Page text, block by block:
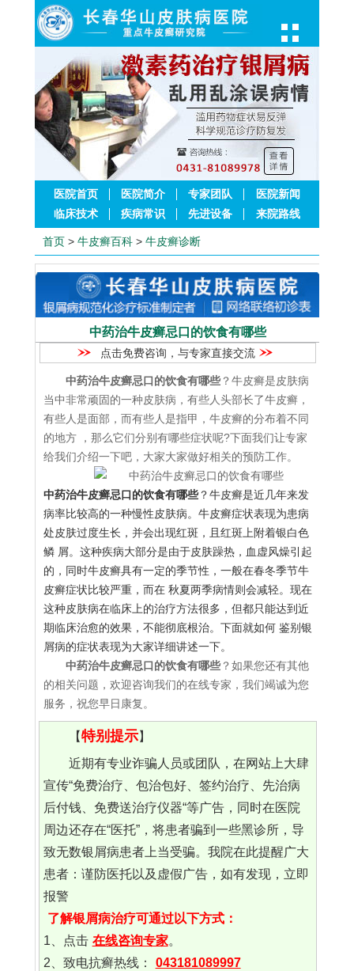
医院首页 医院简介 专家团队
医院新闻
临床技术
疾病常识 先进设备 来院路线
首页 > 牛皮癣百科 > 牛皮癣诊断
中药治牛皮癣忌口的饮食有哪些
点击免费咨询，与专家直接交流
中药治牛皮癣忌口的饮食有哪些 ？牛皮癣是皮肤病
当中非常顽固的一种皮肤病，有些人头部长了牛皮癣，
有些人是面部，而有些人是指甲，牛皮癣的分布着不同
的地方 ，那么它们分别有哪些症状呢?下面我们让专家
给我们介绍一下吧，大家大家做好相关的预防工作。
中药治牛皮癣忌口的饮食有哪些？牛皮癣是近几年来发
病率比较高的一种慢性皮肤病。牛皮癣症状表现为患病
处皮肤过度生长，并会出现红斑，且红斑上附着银白色
鳞 屑。这种疾病大部分是由于皮肤躁热，血虚风燥引起
的，同时牛皮癣具有一定的季节性，一般在春冬季节牛
皮癣症状比较严重，而在 秋夏两季病情则会减轻。现在
这种皮肤病在临床上的治疗方法很多，但都只能达到近
期临床治愈的效果，不能彻底根治。下面就如何 鉴别银
屑病的症状表现为大家详细讲述一下。
中药治牛皮癣忌口的饮食有哪些 ？如果您还有其他
的相关问题，欢迎咨询我们的在线专家，我们竭诚为您
服务，祝您早日康复。
【特别提示】
近期有专业诈骗人员或团队，在网站上大肆
宣传“免费治疗、包治包好、签约治疗、先治病
后付钱、免费送治疗仪器“等广告，同时在医院
周边还存在“医托”，将患者骗到一些黑诊所，导
致无数银屑病患者上当受骗。我院在此提醒广大
患者：谨防医托以及虚假广告，如有发现，立即
报警
了解银屑病治疗可通过以下方式：
1、点击 在线咨询专家。
2、致电抗癣热线：
043181089997